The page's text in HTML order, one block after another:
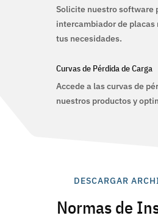
Solicite nuestro software
intercambiador de placas
tus necesidades.
Curvas de Pérdida de Carga
Accede a las curvas de
nuestros productos y
DESCARGAR
Normas de